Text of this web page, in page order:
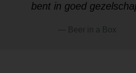
bent in goed
Beer in a Box